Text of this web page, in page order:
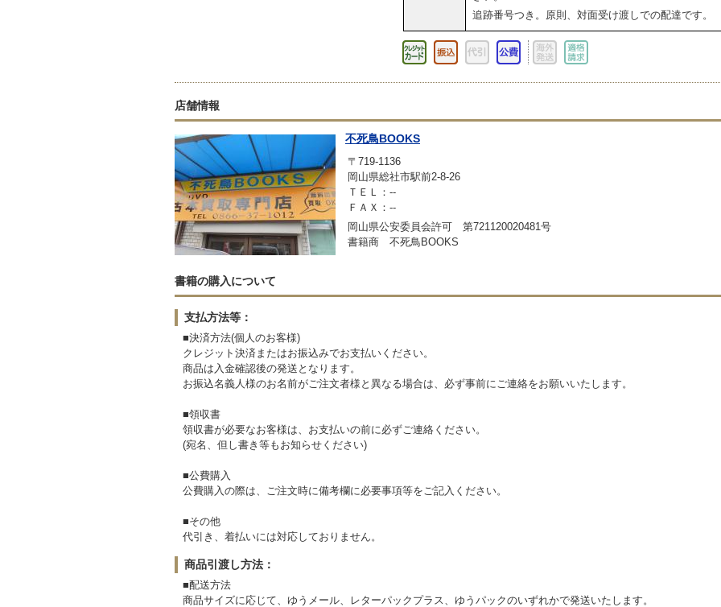
追跡番号つき。原則、対面受け渡しでの配達です。
店舗情報
不死鳥BOOKS
〒719-1136
岡山県総社市駅前2-8-26
ＴＥＬ：--
ＦＡＸ：--
岡山県公安委員会許可 第721120020481号
書籍商 不死鳥BOOKS
書籍の購入について
支払方法等：
■決済方法(個人のお客様)
クレジット決済またはお振込みでお支払いください。
商品は入金確認後の発送となります。
お振込名義人様のお名前がご注文者様と異なる場合は、必ず事前にご連絡をお願いいたします。
■領収書
領収書が必要なお客様は、お支払いの前に必ずご連絡ください。
(宛名、但し書き等もお知らせください)
■公費購入
公費購入の際は、ご注文時に備考欄に必要事項等をご記入ください。
■その他
代引き、着払いには対応しておりません。
商品引渡し方法：
■配送方法
商品サイズに応じて、ゆうメール、レターパックプラス、ゆうパックのいずれかで発送いたします。